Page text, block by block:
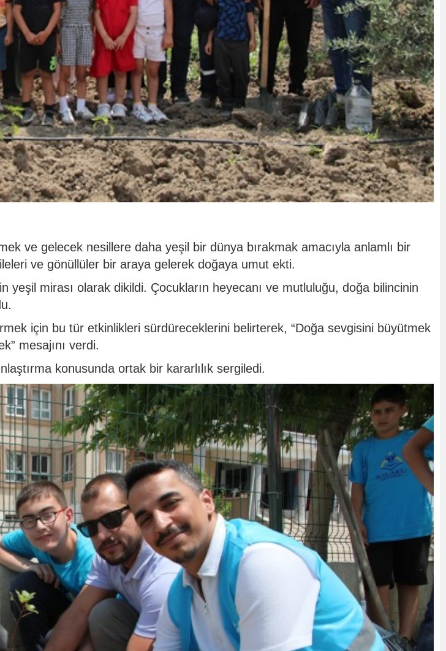
ve gelecek nesillere daha yeşil bir dünya bırakmak amacıyla anlamlı bir
ve gönüllüler bir araya gelerek doğaya umut ekti.
mirası olarak dikildi. Çocukların heyecanı ve mutluluğu, doğa bilincinin
için bu tür etkinlikleri sürdüreceklerini belirterek, “Doğa sevgisini büyütmek
mesajını verdi.
konusunda ortak bir kararlılık sergiledi.